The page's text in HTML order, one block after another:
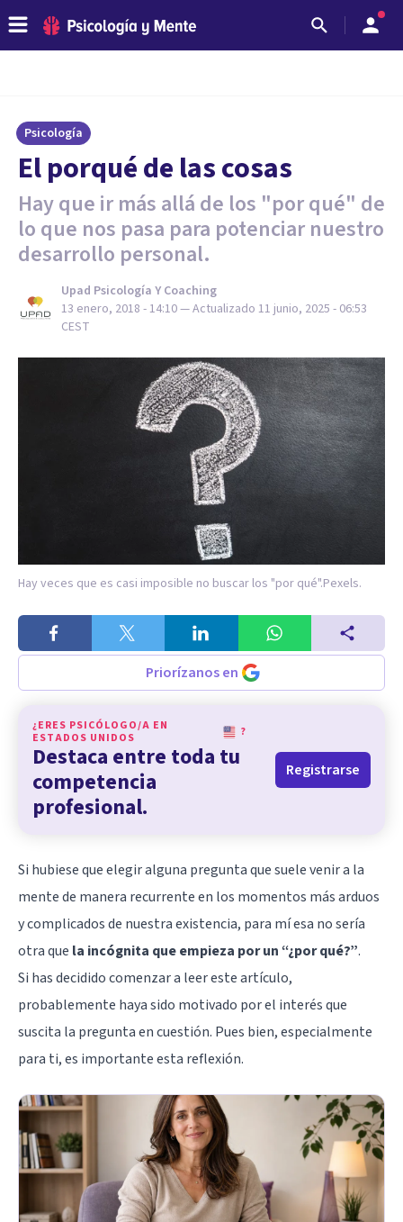
Psicología
El porqué de las cosas
Hay que ir más allá de los "por qué" de
lo que nos pasa para potenciar nuestro
desarrollo personal.
Upad Psicología Y Coaching
13 enero, 2018 - 14:10— Actualizado 11 junio, 2025 - 06:53
CEST
Hay veces que es casi imposible no buscar los "por qué".Pexels.
Priorízanos en
¿ERES PSICÓLOGO/A EN
ESTADOS UNIDOS
?
Destaca entre toda tu
competencia
profesional.
Registrarse
Si hubiese que elegir alguna pregunta que suele venir a la
mente de manera recurrente en los momentos más arduos
y complicados de nuestra existencia, para mí esa no sería
otra que la incógnita que empieza por un “¿por qué?”.
Si has decidido comenzar a leer este artículo,
probablemente haya sido motivado por el interés que
suscita la pregunta en cuestión. Pues bien, especialmente
para ti, es importante esta reflexión.